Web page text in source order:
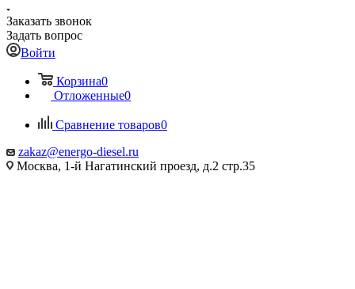
Заказать звонок
Задать вопрос
Войти
Корзина0
Отложенные0
Сравнение товаров0
zakaz@energo-diesel.ru
Москва, 1-й Нагатинский проезд, д.2 стр.35